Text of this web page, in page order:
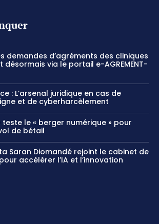
demandes d’agréments des cliniques
désormais via le portail e-AGREMENT-
: L’arsenal juridique en cas de
et de cyberharcèlement
teste le « berger numérique » pour
de bétail
Saran Diomandé rejoint le cabinet de
accélérer l’IA et l’innovation